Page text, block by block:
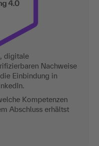
digitale
Nachweise
Einbindung in
Kompetenzen
Abschluss erhältst